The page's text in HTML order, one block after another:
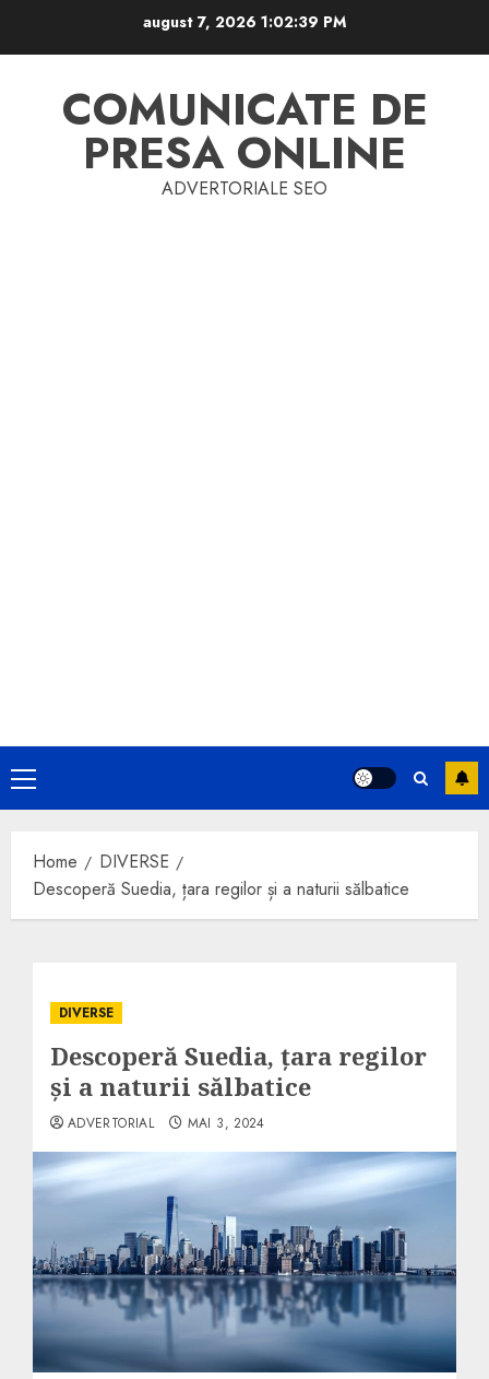
august 7, 2026 1:02:40 PM
COMUNICATE DE
PRESA ONLINE
ADVERTORIALE SEO
Primary
Menu
Home
DIVERSE
Descoperă Suedia, țara regilor și a naturii sălbatice
DIVERSE
Descoperă Suedia, țara regilor
și a naturii sălbatice
ADVERTORIAL MAI 3, 2024